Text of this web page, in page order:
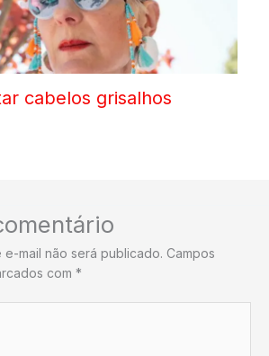
cabelos grisalhos
mail não será publicado. Campos
com *